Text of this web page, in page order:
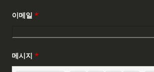
이메일 *
메시지 *